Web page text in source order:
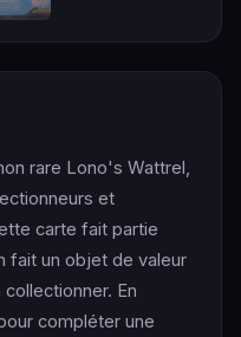
rare Lono's Wattrel,
et
carte fait partie
fait un objet de valeur
En
compléter une